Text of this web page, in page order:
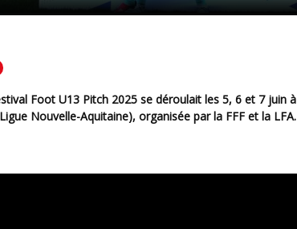
Nouvelle-Aquitaine), organisée par la FFF et la LFA.